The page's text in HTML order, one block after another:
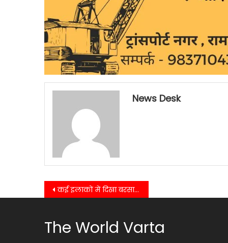
News Desk
Post
कई इलाकों में दिखा बरसात का कहर, कहीं उफनते नाले में बही बस,कहीं मलबे में दबे वाहन…..
The World Varta